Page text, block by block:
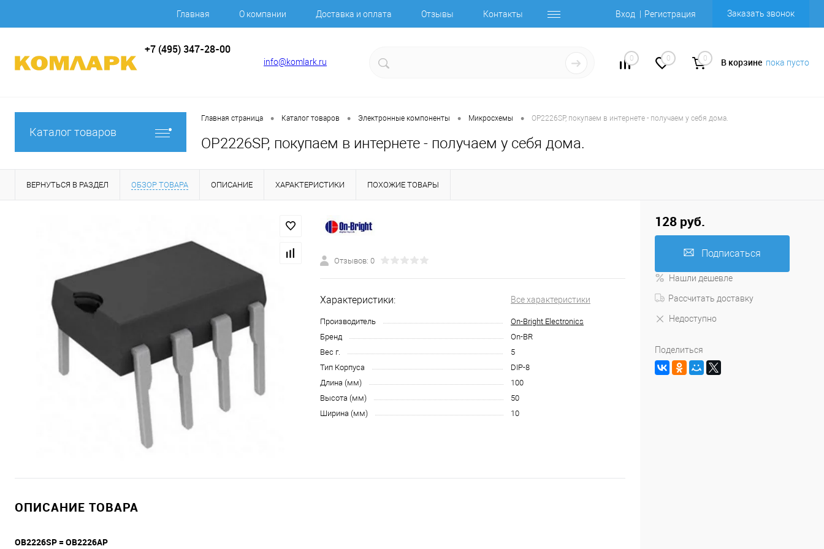
Главная О компании Доставка и оплата Отзывы Контакты Вход Регистрация Заказать звонок
+7 (495) 347-28-00
info@komlark.ru 0 0 0 В корзине пока пусто
Каталог товаров
Главная страница • Каталог товаров • Электронные компоненты • Микросхемы • OP2226SP, покупаем в интернете - получаем у себя дома.
OP2226SP, покупаем в интернете - получаем у себя дома.
ВЕРНУТЬСЯ В РАЗДЕЛ ОБЗОР ТОВАРА ОПИСАНИЕ ХАРАКТЕРИСТИКИ ПОХОЖИЕ ТОВАРЫ
Отзывов: 0
Характеристики: Все характеристики
Производитель
On-Bright Electronics
Бренд
On-BR
Вес г.
5
Тип Корпуса
DIP-8
Длина (мм)
100
Высота (мм)
50
Ширина (мм)
10
ОПИСАНИЕ ТОВАРА
OB2226SP = OB2226AP
128 руб.
Подписаться
Нашли дешевле
Рассчитать доставку
Недоступно
Поделиться